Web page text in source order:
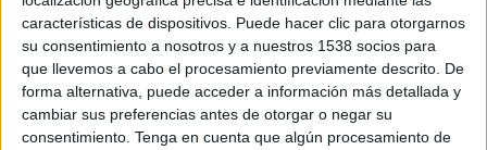
características de dispositivos. Puede hacer clic para otorgarnos
su consentimiento a nosotros y a nuestros 1538 socios para
que llevemos a cabo el procesamiento previamente descrito. De
forma alternativa, puede acceder a información más detallada y
cambiar sus preferencias antes de otorgar o negar su
consentimiento. Tenga en cuenta que algún procesamiento de
ENVIAR
PIN